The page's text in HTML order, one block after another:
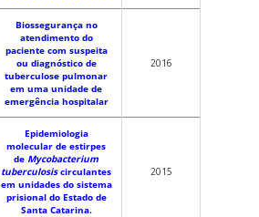
Biossegurança no
atendimento do
paciente com suspeita
ou diagnóstico de
tuberculose pulmonar
em uma unidade de
emergência hospitalar
2016
Epidemiologia
molecular de estirpes
de Mycobacterium
tuberculosiscirculantes
em unidades do sistema
prisional do Estado de
Santa Catarina.
2015